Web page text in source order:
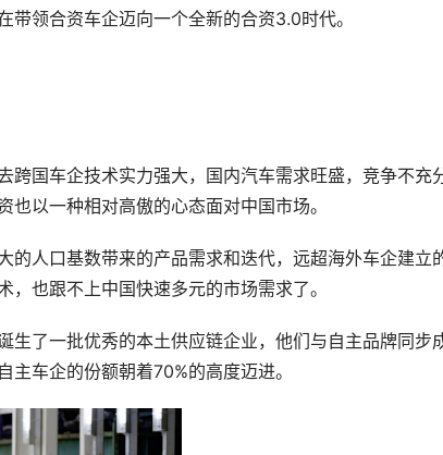
领合资车企迈向一个全新的合资3.0时代。
跨国车企技术实力强大，国内汽车需求旺盛，竞争不充
以一种相对高傲的心态面对中国市场。
的人口基数带来的产品需求和迭代，远超海外车企建立
也跟不上中国快速多元的市场需求了。
生了一批优秀的本土供应链企业，他们与自主品牌同步
车企的份额朝着70%的高度迈进。